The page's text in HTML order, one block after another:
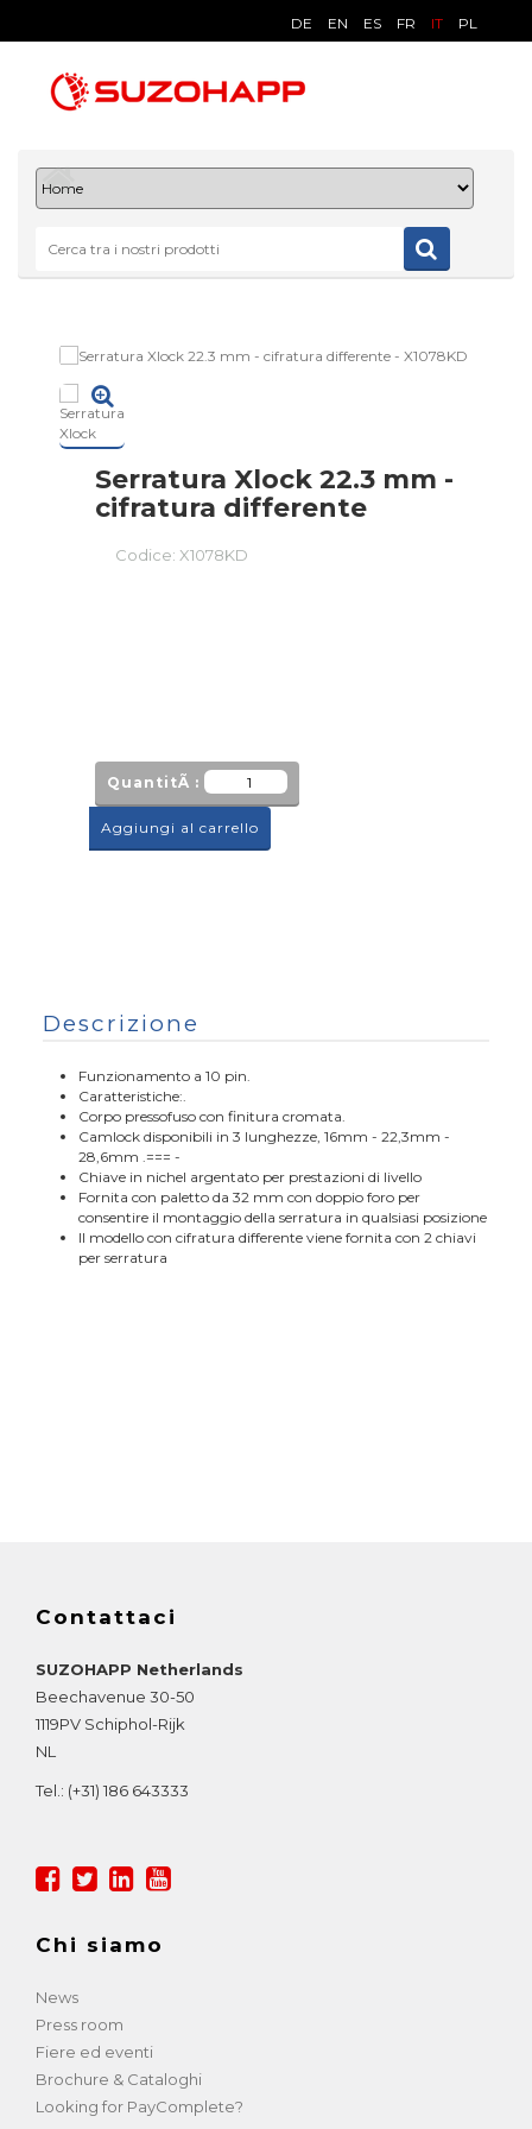
DE EN ES FR IT PL
Serratura Xlock 22.3 mm -
cifratura differente
Codice: X1078KD
QuantitÃ :
Aggiungi al carrello
Descrizione
Funzionamento a 10 pin.
Caratteristiche:.
Corpo pressofuso con finitura cromata.
Camlock disponibili in 3 lunghezze, 16mm - 22,3mm -
28,6mm .=== -
Chiave in nichel argentato per prestazioni di livello
Fornita con paletto da 32 mm con doppio foro per
consentire il montaggio della serratura in qualsiasi posizione
Il modello con cifratura differente viene fornita con 2 chiavi
per serratura
Contattaci
SUZOHAPP Netherlands
Beechavenue 30-50
1119PV Schiphol-Rijk
NL
Tel.: (+31) 186 643333
Chi siamo
News
Press room
Fiere ed eventi
Brochure & Cataloghi
Looking for PayComplete?